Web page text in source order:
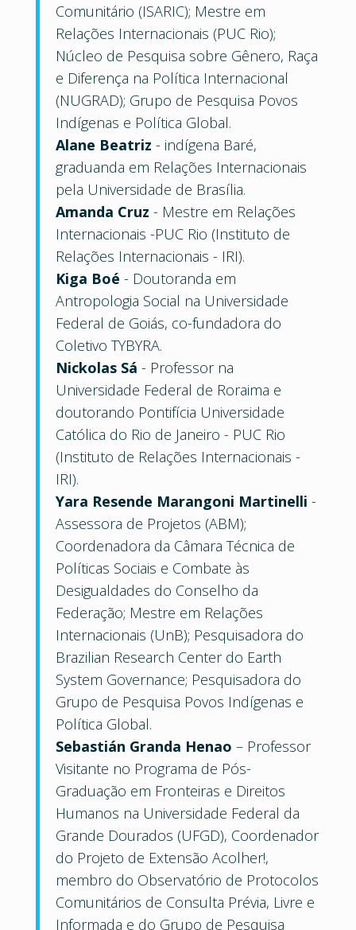
Comunitário (ISARIC); Mestre em
Relações Internacionais (PUC Rio);
Núcleo de Pesquisa sobre Gênero, Raça
e Diferença na Política Internacional
(NUGRAD); Grupo de Pesquisa Povos
Indígenas e Política Global.
Alane Beatriz - indígena Baré,
graduanda em Relações Internacionais
pela Universidade de Brasília.
Amanda Cruz - Mestre em Relações
Internacionais -PUC Rio (Instituto de
Relações Internacionais - IRI).
Kiga Boé - Doutoranda em
Antropologia Social na Universidade
Federal de Goiás, co-fundadora do
Coletivo TYBYRA.
Nickolas Sá - Professor na
Universidade Federal de Roraima e
doutorando Pontifícia Universidade
Católica do Rio de Janeiro - PUC Rio
(Instituto de Relações Internacionais -
IRI).
Yara Resende Marangoni Martinelli -
Assessora de Projetos (ABM);
Coordenadora da Câmara Técnica de
Políticas Sociais e Combate às
Desigualdades do Conselho da
Federação; Mestre em Relações
Internacionais (UnB); Pesquisadora do
Brazilian Research Center do Earth
System Governance; Pesquisadora do
Grupo de Pesquisa Povos Indígenas e
Política Global.
Sebastián Granda Henao – Professor
Visitante no Programa de Pós-
Graduação em Fronteiras e Direitos
Humanos na Universidade Federal da
Grande Dourados (UFGD), Coordenador
do Projeto de Extensão Acolher!,
membro do Observatório de Protocolos
Comunitários de Consulta Prévia, Livre e
Informada e do Grupo de Pesquisa